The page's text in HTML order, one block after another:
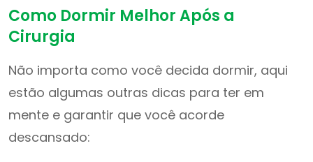
Como Dormir Melhor Após a
Cirurgia
Não importa como você decida dormir, aqui
estão algumas outras dicas para ter em
mente e garantir que você acorde
descansado: